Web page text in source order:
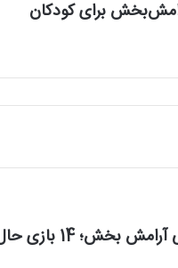
14 بازی حال خوب کن